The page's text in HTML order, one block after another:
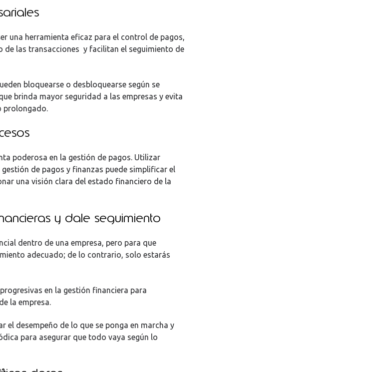
una herramienta eficaz para el control de pagos,
de las transacciones y facilitan el seguimiento de
bloquearse o desbloquearse según se
brinda mayor seguridad a las empresas y evita
prolongado.
poderosa en la gestión de pagos. Utilizar
de pagos y finanzas puede simplificar el
una visión clara del estado financiero de la
y dale seguimiento
dentro de una empresa, pero para que
adecuado; de lo contrario, solo estarás
en la gestión financiera para
la empresa.
el desempeño de lo que se ponga en marcha y
para asegurar que todo vaya según lo